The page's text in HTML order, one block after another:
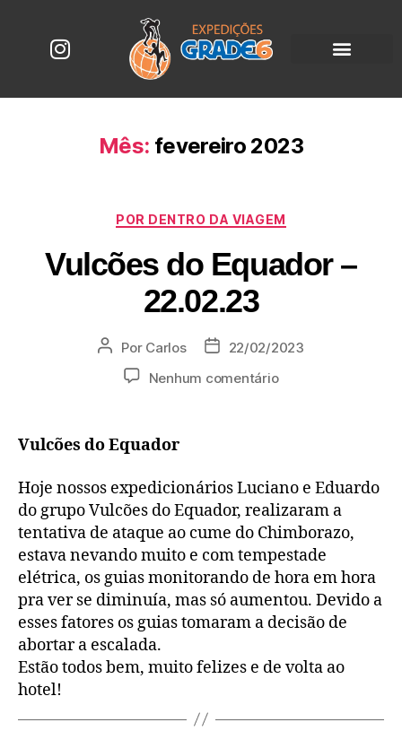
Mês: fevereiro 2023
POR DENTRO DA VIAGEM
Vulcões do Equador –
22.02.23
Por Carlos
22/02/2023
Nenhum comentário
Vulcões do Equador
Hoje nossos expedicionários Luciano e Eduardo
do grupo Vulcões do Equador, realizaram a
tentativa de ataque ao cume do Chimborazo,
estava nevando muito e com tempestade
elétrica, os guias monitorando de hora em hora
pra ver se diminuía, mas só aumentou. Devido a
esses fatores os guias tomaram a decisão de
abortar a escalada.
Estão todos bem, muito felizes e de volta ao
hotel!